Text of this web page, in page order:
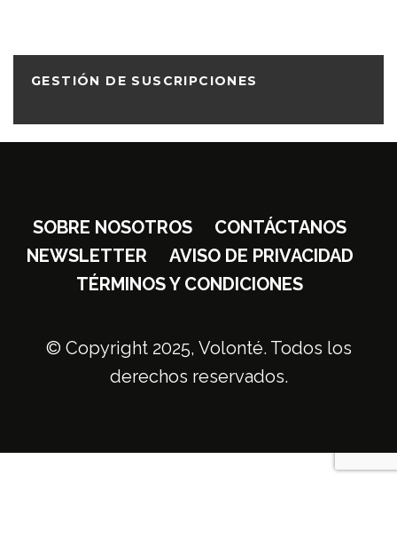
GESTIÓN DE SUSCRIPCIONES
SOBRE NOSOTROS
CONTÁCTANOS
NEWSLETTER
AVISO DE PRIVACIDAD
TÉRMINOS Y CONDICIONES
© Copyright 2025, Volonté. Todos los
derechos reservados.